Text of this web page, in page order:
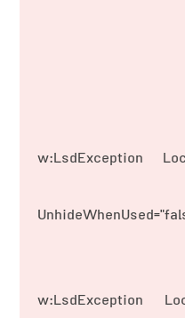
<w:LsdException
<w:LsdException